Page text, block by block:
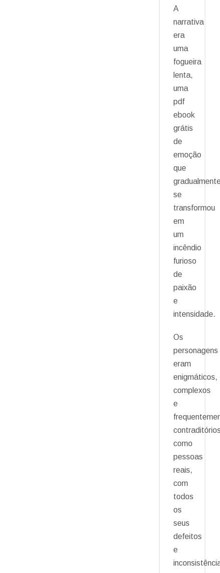
A
narrativa
era
uma
fogueira
lenta,
uma
pdf
ebook
grátis
de
emoção
que
se
transformou
em
um
incêndio
furioso
de
paixão
e
intensidade.
Os
personagens
eram
enigmáticos,
complexos
e
como
pessoas
reais,
com
todos
os
seus
defeitos
e